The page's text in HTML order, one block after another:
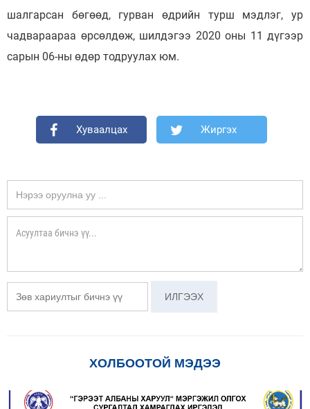
шалгарсан бөгөөд, гурван өдрийн турш мэдлэг, ур
чадвараараа өрсөлдөж, шилдэгээ 2020 оны 11 дүгээр
сарын 06-ны өдөр тодруулах юм.
Хуваалцах Жиргэх
ХОЛБООТОЙ МЭДЭЭ